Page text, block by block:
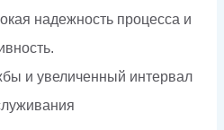
надежность процесса и
и увеличенный интервал